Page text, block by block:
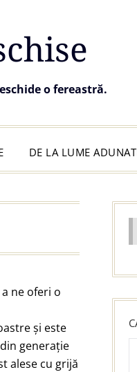
o fereastră.
DE LA LUME
ne oferi o
și este
generație
alese cu grijă